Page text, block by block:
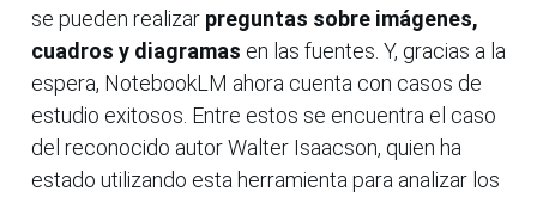
se pueden realizar preguntas sobre imágenes,
cuadros y diagramas en las fuentes. Y, gracias a la
espera, NotebookLM ahora cuenta con casos de
estudio exitosos. Entre estos se encuentra el caso
del reconocido autor Walter Isaacson, quien ha
estado utilizando esta herramienta para analizar los